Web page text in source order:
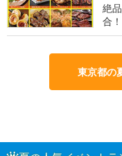
絶
合！
東京都の